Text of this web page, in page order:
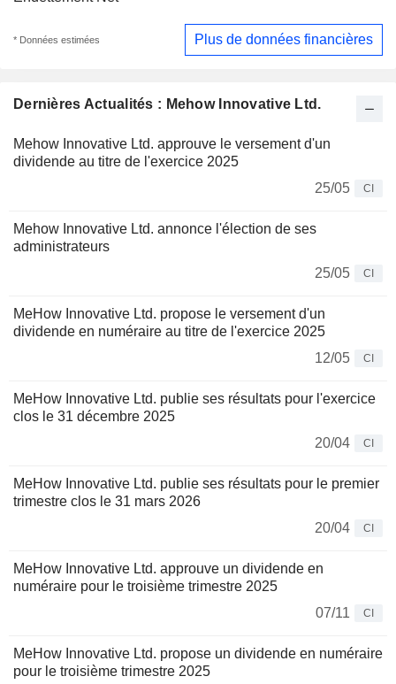
Dernières Actualités : Mehow Innovative Ltd.
Mehow Innovative Ltd. approuve le versement d'un
dividende au titre de l'exercice 2025
25/05
CI
Mehow Innovative Ltd. annonce l'élection de ses
administrateurs
25/05
CI
MeHow Innovative Ltd. propose le versement d'un
dividende en numéraire au titre de l'exercice 2025
12/05
CI
MeHow Innovative Ltd. publie ses résultats pour l'exercice
clos le 31 décembre 2025
20/04
CI
MeHow Innovative Ltd. publie ses résultats pour le premier
trimestre clos le 31 mars 2026
20/04
CI
MeHow Innovative Ltd. approuve un dividende en
numéraire pour le troisième trimestre 2025
07/11
CI
MeHow Innovative Ltd. propose un dividende en numéraire
pour le troisième trimestre 2025
* Données estimées Plus de données financières